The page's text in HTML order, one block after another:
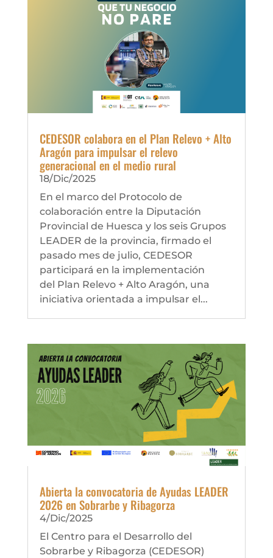
CEDESOR colabora en el Plan Relevo + Alto
Aragón para impulsar el relevo
generacional en el medio rural
18/Dic/2025
En el marco del Protocolo de
colaboración entre la Diputación
Provincial de Huesca y los seis Grupos
LEADER de la provincia, firmado el
pasado mes de julio, CEDESOR
participará en la implementación
del Plan Relevo + Alto Aragón, una
iniciativa orientada a impulsar el...
Abierta la convocatoria de Ayudas LEADER
2026 en Sobrarbe y Ribagorza
4/Dic/2025
El Centro para el Desarrollo del
Sobrarbe y Ribagorza (CEDESOR)